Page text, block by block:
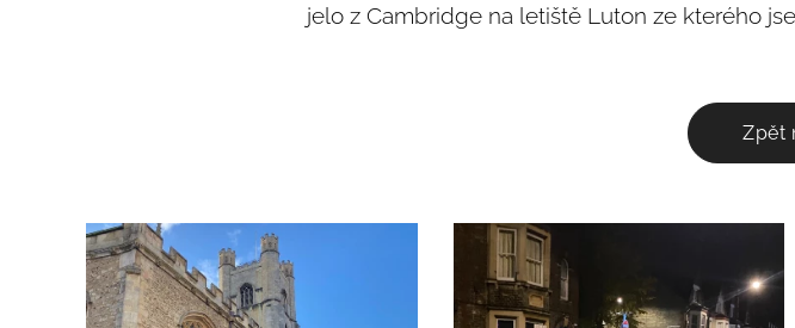
jelo z Cambridge na letiště Luton ze kterého
Zpět